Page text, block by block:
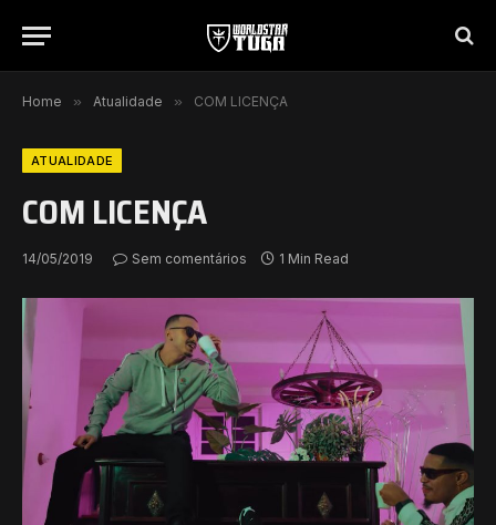
Home » Atualidade » COM LICENÇA
ATUALIDADE
COM LICENÇA
14/05/2019 Sem comentários 1 Min Read